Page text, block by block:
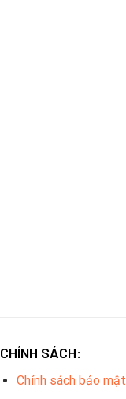
CHÍNH SÁCH:
Chính sách bảo mật